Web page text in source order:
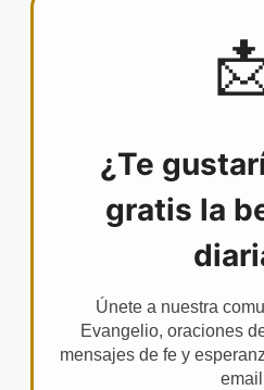
¿Te
gratis la
Únete a nuestra
Evangelio, oraciones
mensajes de fe y